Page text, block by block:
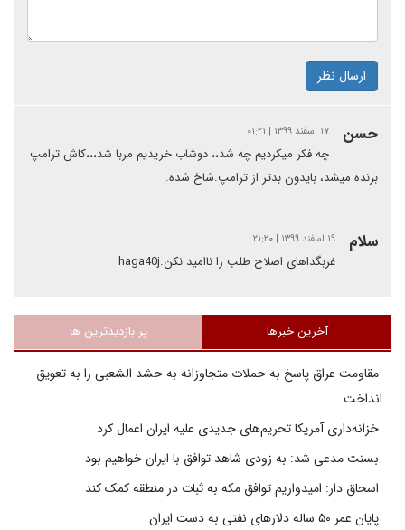
ارسال نظر
حسن ۱۷ اسفند ۱۳۹۹ | ۰۱:۲۱
چه فکر میکردیم چه شد،، دوشاب خریدیم مربا شد،،،کاش ترامپ
برنده میشد، بایدون بدتر از ترامپ.شاخ شده.
سلام ۱۹ اسفند ۱۳۹۹ | ۲۱:۲۰
غربگداهاى اصلاح طلب را ناامید نکن.haga40j
آخرین خبرها پر بازدیدترین ها
مقاومت عراق پاسخ به حملات متجاوزانه به حشد الشعبی را به تعویق
انداخت
خزانه‌داری آمریکا تحریم‌های جدیدی علیه ایران اعمال کرد
بسنت مدعی شد: به زودی شاهد توافق با ایران خواهیم بود
اسحاق دار: امیدواریم توافق مکه به ثبات در منطقه کمک کند
پایان عمر ۵۰ ساله دلارهای نفتی به دست ایران